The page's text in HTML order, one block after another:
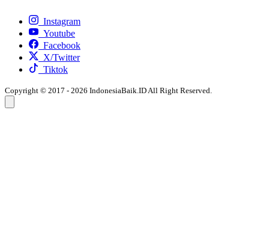
Instagram
Youtube
Facebook
X/Twitter
Tiktok
Copyright © 2017 - 2026 IndonesiaBaik.ID All Right Reserved.